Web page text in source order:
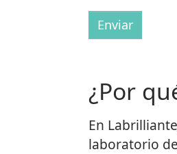
Enviar
¿Por
En
laboratorio